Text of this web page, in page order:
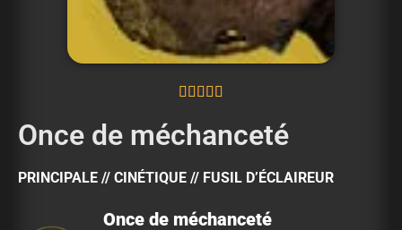
    
Once de méchanceté
PRINCIPALE // CINÉTIQUE // FUSIL D’ÉCLAIREUR
Once de méchanceté